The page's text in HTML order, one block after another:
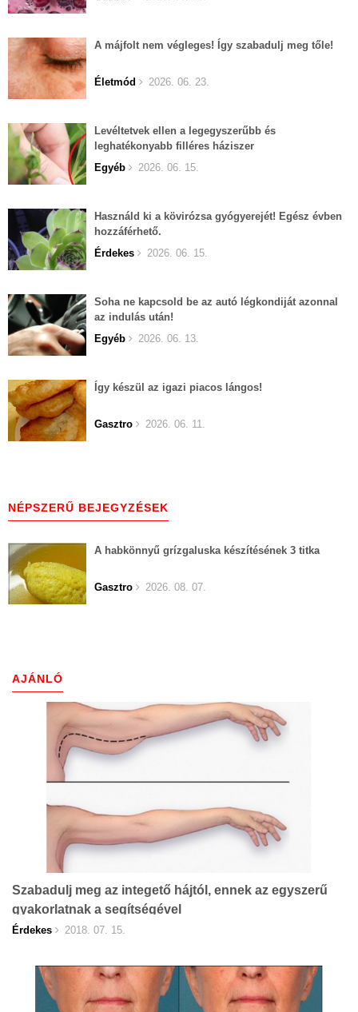
A májfolt nem végleges! Így szabadulj meg tőle!
Életmód 2026. 06. 23.
Levéltetvek ellen a legegyszerűbb és
leghatékonyabb filléres háziszer
Egyéb
2026. 06. 15.
Használd ki a kövirózsa gyógyerejét! Egész évben
hozzáférhető.
Érdekes
2026. 06. 15.
Soha ne kapcsold be az autó légkondiját azonnal
az indulás után!
Egyéb
2026. 06. 13.
Így készül az igazi piacos lángos!
Gasztro 2026. 06. 11.
NÉPSZERŰ BEJEGYZÉSEK
A habkönnyű grízgaluska készítésének 3 titka
Gasztro 2026. 08. 07.
AJÁNLÓ
Szabadulj meg az integető hájtól, ennek az egyszerű
gyakorlatnak a segítségével
Érdekes 2018. 07. 15.